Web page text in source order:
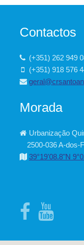
Contactos
(+351) 262 949
(+351) 918 576
Morada
Urbanização
2500-036 A-dos-
39°19'08.8"N